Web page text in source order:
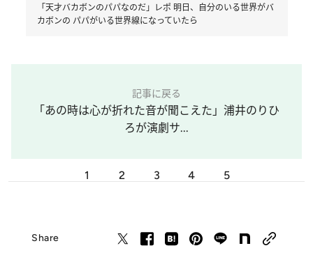
「天才バカボンのパパなのだ」レポ 明日、自分のいる世界がバ
カボンの パパがいる世界線になっていたら
記事に戻る
「あの時は心が折れた音が聞こえた」浦井のりひ
ろが演劇サ...
1 2 3 4 5
Share